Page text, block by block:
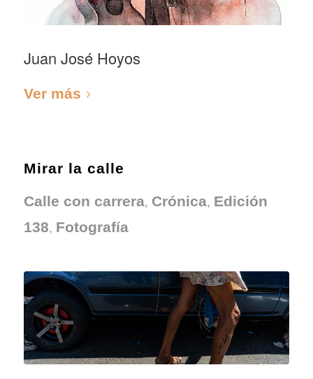
Juan José Hoyos
Ver más
Mirar la calle
Calle con carrera, Crónica, Edición
138, Fotografía